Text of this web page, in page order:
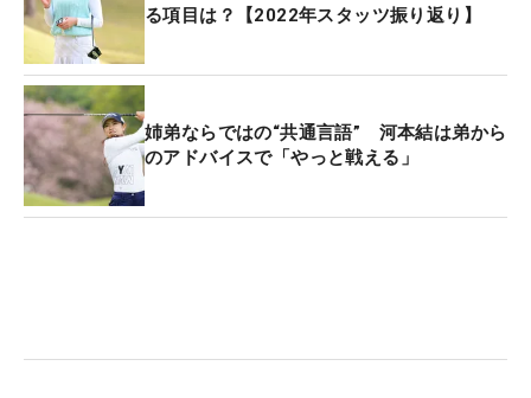
る項目は？【2022年スタッツ振り返り】
姉弟ならではの“共通言語” 河本結は弟から
のアドバイスで「やっと戦える」